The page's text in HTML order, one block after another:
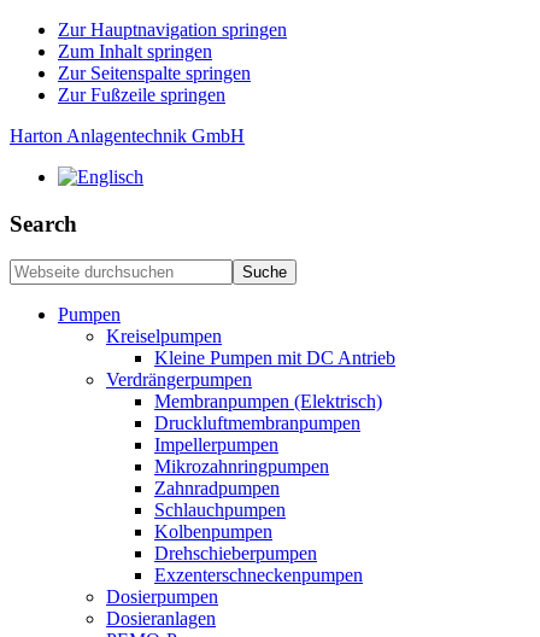
Zur Hauptnavigation springen
Zum Inhalt springen
Zur Seitenspalte springen
Zur Fußzeile springen
Harton Anlagentechnik GmbH
Search
Webseite
durchsuchen
Pumpen
Kreiselpumpen
Kleine Pumpen mit DC Antrieb
Verdrängerpumpen
Membranpumpen (Elektrisch)
Druckluftmembranpumpen
Impellerpumpen
Mikrozahnringpumpen
Zahnradpumpen
Schlauchpumpen
Kolbenpumpen
Drehschieberpumpen
Exzenterschneckenpumpen
Dosierpumpen
Dosieranlagen